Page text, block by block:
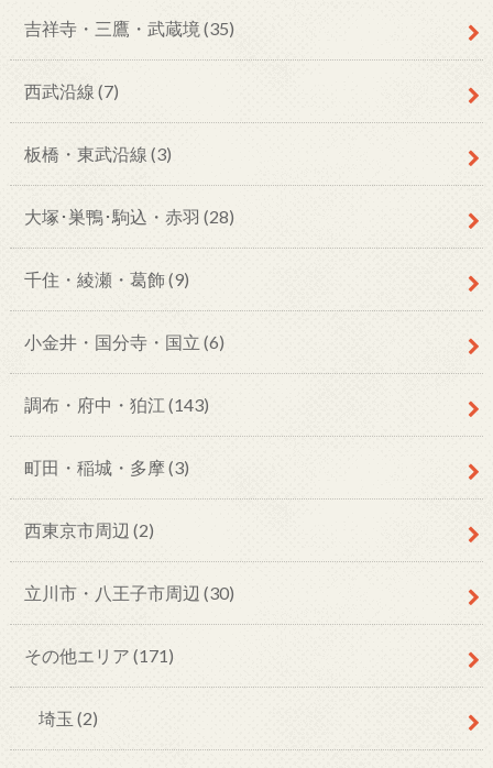
吉祥寺・三鷹・武蔵境 (35)
西武沿線 (7)
板橋・東武沿線 (3)
大塚･巣鴨･駒込・赤羽 (28)
千住・綾瀬・葛飾(9)
小金井・国分寺・国立 (6)
調布・府中・狛江 (143)
町田・稲城・多摩 (3)
西東京市周辺 (2)
立川市・八王子市周辺 (30)
その他エリア (171)
埼玉 (2)